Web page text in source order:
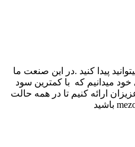
پیدا کنید .در این صنعت ما
میدانیم که با کمترین سود
ارائه کنیم تا در همه حالت